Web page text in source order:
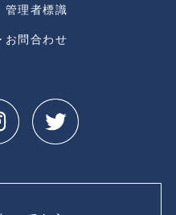
管理者標識
お問合わせ